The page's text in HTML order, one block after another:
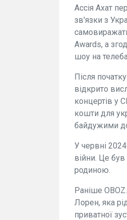
Ассія Ахат
зв'язки з
Awards, а
шоу на
Після
відкрито
концертів у
кошти для
байдужими до
У червні
війни. Це був
родиною.
Раніше
Лорен, яка
приватної